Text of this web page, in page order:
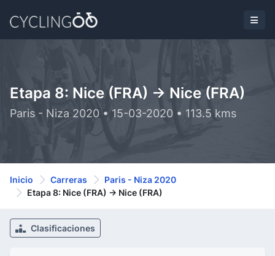
Etapa 8: Nice (FRA) -> Nice (FRA)
Paris - Niza 2020 • 15-03-2020 • 113.5 kms
Inicio Carreras
Paris - Niza 2020
Etapa 8: Nice (FRA) -> Nice (FRA)
Clasificaciones